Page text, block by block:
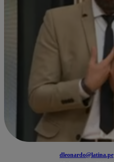
dleonardo@latina.pe